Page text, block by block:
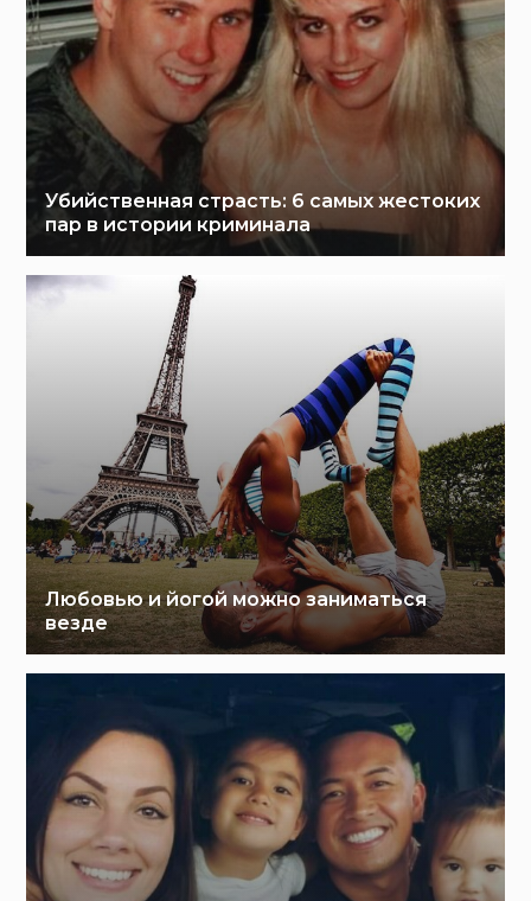
Убийственная страсть: 6 самых жестоких
пар в истории криминала
Любовью и йогой можно заниматься
везде